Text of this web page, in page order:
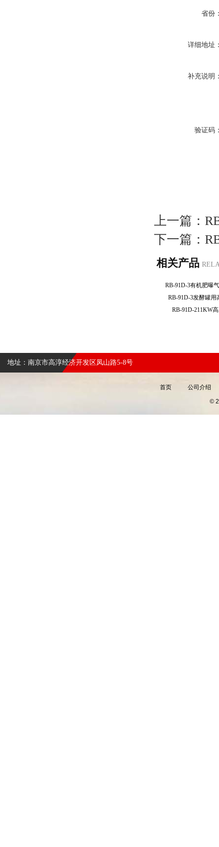
省份
详细地址
补充说明
验证码
上一篇：
下一篇：
相关产品
RB-91D-3有机肥
RB-91D-3发酵罐
RB-91D-211KW
地址：南京市高淳经济开发区凤山路5-8号
首页 公司介绍
©